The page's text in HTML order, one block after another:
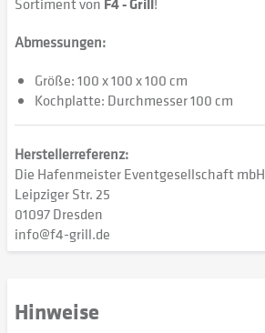
Abmessungen:
Größe: 100 x 100 x 100 cm
Kochplatte: Durchmesser 100 cm
Herstellerreferenz:
Die Hafenmeister Eventgesellschaft mbH
Leipziger Str. 25
01097 Dresden
info@f4-grill.de
Hinweise